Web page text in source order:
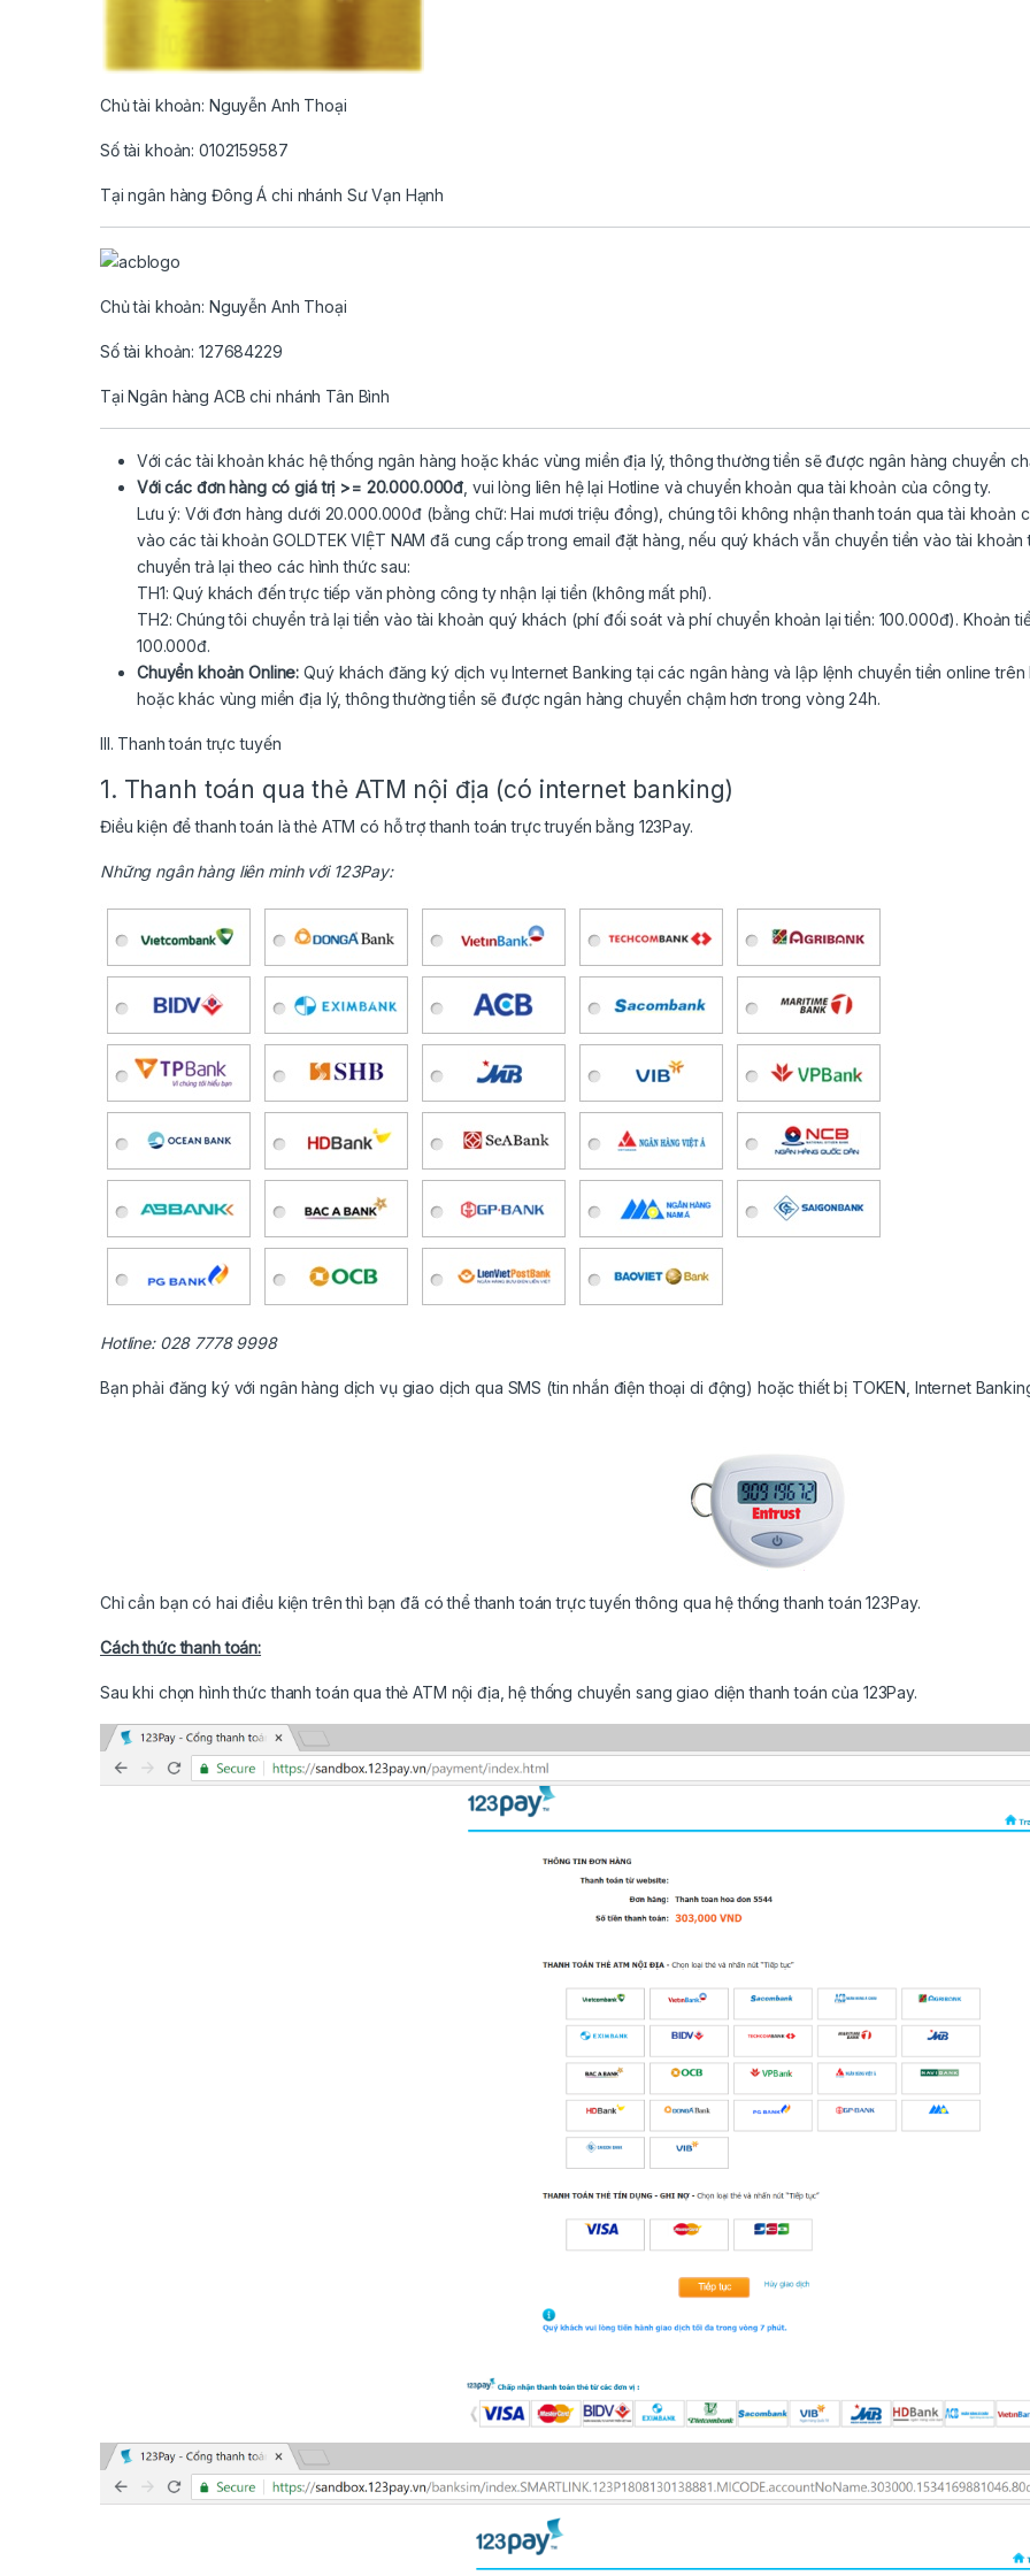
Chủ tài khoản: Nguyễn Anh Thoại
Số tài khoản: 0102159587
Tại ngân hàng Đông Á chi nhánh Sư Vạn Hạnh
Chủ tài khoản: Nguyễn Anh Thoại
Số tài khoản: 127684229
Tại Ngân hàng ACB chi nhánh Tân Bình
Với các tài khoản khác hệ thống ngân hàng hoặc khác vùng miền địa lý, thông thường tiền sẽ được ngân hàng chuyển
Với các đơn hàng có giá trị >= 20.000.000đ , vui lòng liên hệ lại Hotline và chuyển khoản qua tài khoản của công ty.
Lưu ý: Với đơn hàng dưới 20.000.000đ (bằng chữ: Hai mươi triệu đồng), chúng tôi không nhận thanh toán qua tài khoản
vào các tài khoản GOLDTEK VIỆT NAM đã cung cấp trong email đặt hàng, nếu quý khách vẫn chuyển tiền vào tài
chuyển trả lại theo các hình thức sau:
TH1: Quý khách đến trực tiếp văn phòng công ty nhận lại tiền (không mất phí).
TH2: Chúng tôi chuyển trả lại tiền vào tài khoản quý khách (phí đối soát và phí chuyển khoản lại tiền: 100.000đ). Khoản
100.000đ.
Chuyển khoản Online: Quý khách đăng ký dịch vụ Internet Banking tại các ngân hàng và lập lệnh chuyển tiền online
hoặc khác vùng miền địa lý, thông thường tiền sẽ được ngân hàng chuyển chậm hơn trong vòng 24h.
III. Thanh toán trực tuyến
1. Thanh toán qua thẻ ATM nội địa (có internet banking)
Điều kiện để thanh toán là thẻ ATM có hỗ trợ thanh toán trực truyến bằng 123Pay.
Những ngân hàng liên minh với 123Pay:
Hotline: 028 7778 9998
Bạn phải đăng ký với ngân hàng dịch vụ giao dịch qua SMS (tin nhắn điện thoại di động) hoặc thiết bị TOKEN, Internet
Chỉ cần bạn có hai điều kiện trên thì bạn đã có thể thanh toán trực tuyến thông qua hệ thống thanh toán 123Pay.
Cách thức thanh toán:
Sau khi chọn hình thức thanh toán qua thẻ ATM nội địa, hệ thống chuyển sang giao diện thanh toán của 123Pay.